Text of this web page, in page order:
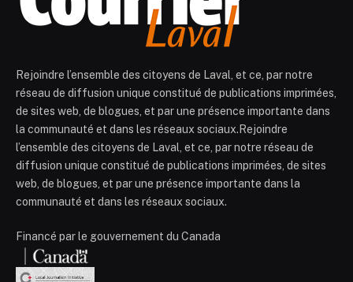
Rejoindre l’ensemble des citoyens de Laval, et ce, par notre
réseau de diffusion unique constitué de publications imprimées,
de sites web, de blogues, et par une présence importante dans
la communauté et dans les réseaux sociaux.Rejoindre
l’ensemble des citoyens de Laval, et ce, par notre réseau de
diffusion unique constitué de publications imprimées, de sites
web, de blogues, et par une présence importante dans la
communauté et dans les réseaux sociaux.
Financé par le gouvernement du Canada